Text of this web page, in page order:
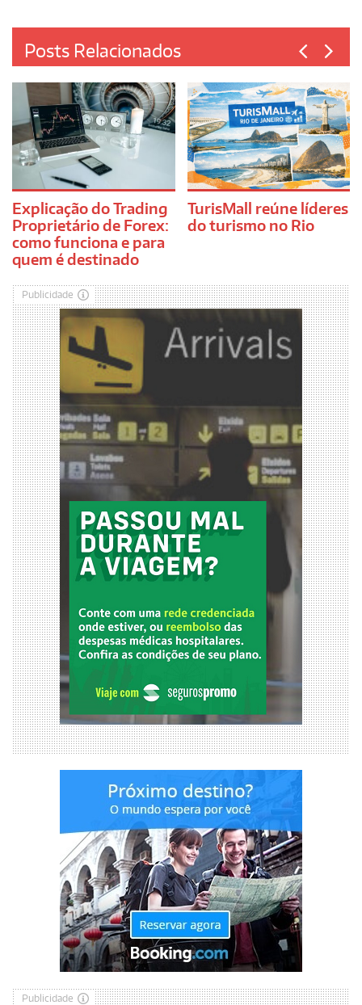
Posts Relacionados
Explicação do Trading
Proprietário de Forex:
como funciona e para
quem é destinado
TurisMall reúne líderes
do turismo no Rio
Publicidade
Publicidade